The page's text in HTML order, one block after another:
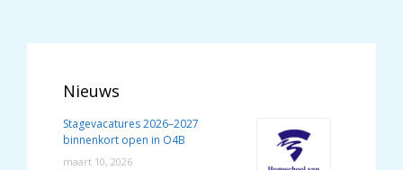
Nieuws
Stagevacatures 2026–2027
binnenkort open in O4B
maart 10, 2026